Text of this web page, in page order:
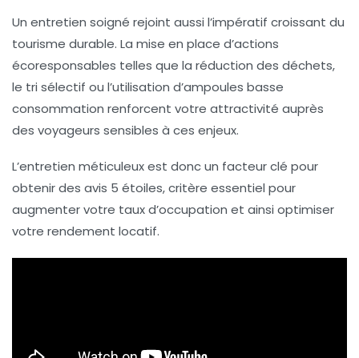
Un entretien soigné rejoint aussi l’impératif croissant du
tourisme durable. La mise en place d’actions
écoresponsables telles que la réduction des déchets,
le tri sélectif ou l’utilisation d’ampoules basse
consommation renforcent votre attractivité auprès
des voyageurs sensibles à ces enjeux.
L’entretien méticuleux est donc un facteur clé pour
obtenir des avis 5 étoiles, critère essentiel pour
augmenter votre taux d’occupation et ainsi optimiser
votre rendement locatif.